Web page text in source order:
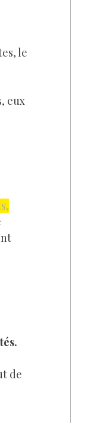
le
eux
de